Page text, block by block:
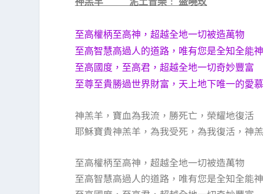
至高權柄至高神，超越全地一切被造萬物
至高智慧高過人的道路，唯有您是全知全能神
至高國度，至高君，超越全地一切奇妙豐富
至尊至貴勝過世界財富，天上地下唯一的愛慕
神羔羊，寶血為我流，勝死亡，榮耀地復活
耶穌寶貴神羔羊，為我受死，為我復活，神
至高權柄至高神，超越全地一切被造萬物
至高智慧高過人的道路，唯有您是全知全能神